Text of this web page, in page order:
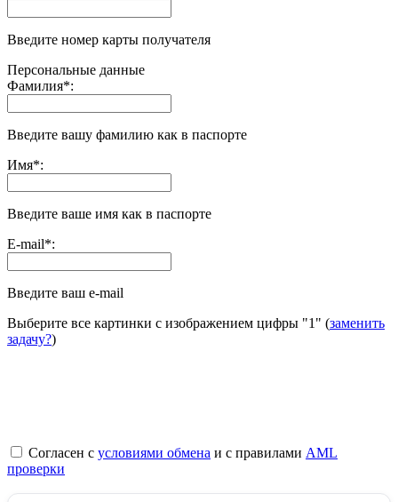
Введите номер карты получателя
Персональные данные
Фамилия*:
Введите вашу фамилию как в паспорте
Имя*:
Введите ваше имя как в паспорте
E-mail*:
Введите ваш e-mail
Выберите все картинки с изображением цифры "1" (заменить
задачу?)
Согласен с условиями обмена и с правилами AML
проверки